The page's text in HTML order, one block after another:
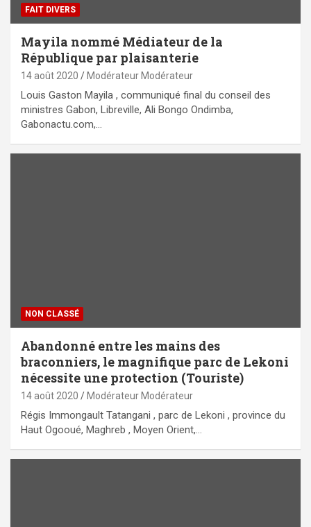
FAIT DIVERS
Mayila nommé Médiateur de la
République par plaisanterie
14 août 2020 Modérateur Modérateur
Louis Gaston Mayila , communiqué final du conseil des
ministres Gabon, Libreville, Ali Bongo Ondimba,
Gabonactu.com,…
NON CLASSÉ
Abandonné entre les mains des
braconniers, le magnifique parc de Lekoni
nécessite une protection (Touriste)
14 août 2020 Modérateur Modérateur
Régis Immongault Tatangani , parc de Lekoni , province du
Haut Ogooué, Maghreb , Moyen Orient,…